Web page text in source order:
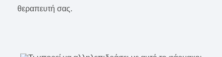
θεραπευτή σας.